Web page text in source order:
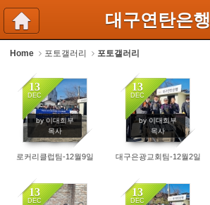
대구연탄은행
Home 포토갤러리 포토갤러리
13
DEC
by 이대희부
목사
9373
로커리클럽팀-12월9일
13
DEC
by 이대희부
목사
3716
대구은광교회팀-12월2일
13
DEC
13
DEC